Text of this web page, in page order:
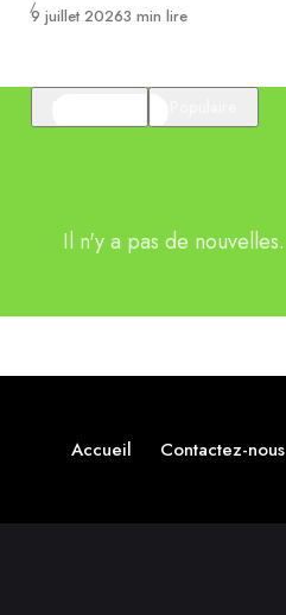
Publié
9 juillet 20263 min lire
Il n'y a pas de nouvelles.
Accueil Contactez-nous